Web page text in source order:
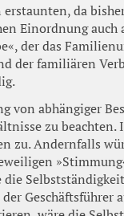
da
Einordnung
der das
der familiären
von abhängiger
zu
zu. Andernfalls
die